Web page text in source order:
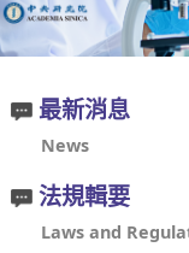
最新消息
News
法規輯要
Laws and